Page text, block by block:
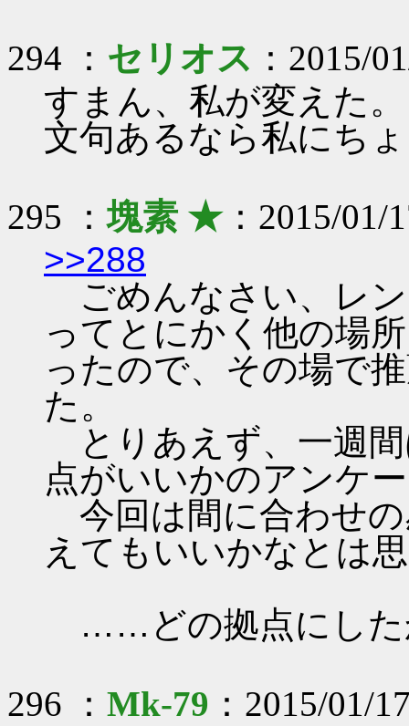
294 ： セリオス ：2015/
すまん、私が変えた。
文句あるなら私にち
295 ：塊素 ★：2015/01/
>>288
ごめんなさい、レ
ってとにかく他の場
ったので、その場で
た。
とりあえず、一週
点がいいかのアンケ
今回は間に合わせ
えてもいいかなとは
……どの拠点にした
296 ： Mk-79 ：2015/01/